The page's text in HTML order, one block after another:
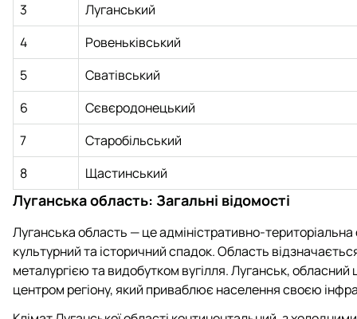
3
Луганський
4
Ровеньківський
5
Сватівський
6
Сєвєродонецький
7
Старобільський
8
Щастинський
Луганська область: Загальні відомості
Луганська область — це адміністративно-
культурний та історичний спадок. Область
металургією та видобутком вугілля. Луганськ,
центром регіону, який приваблює населення своєю